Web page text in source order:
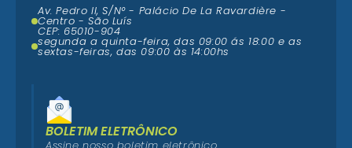
Av. Pedro II, S/N° - Palácio De La Ravardière -
Centro - São Luís
CEP: 65010-904
segunda a quinta-feira, das 09:00 ás 18:00 e as
sextas-feiras, das 09:00 às 14:00hs
BOLETIM ELETRÔNICO